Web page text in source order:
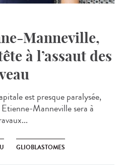
Manneville,
à l’assaut des
est presque paralysée,
Manneville sera à
GLIOBLASTOMES